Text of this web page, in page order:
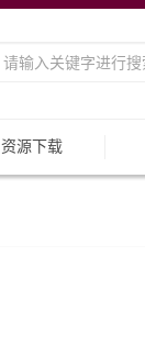
资源下载